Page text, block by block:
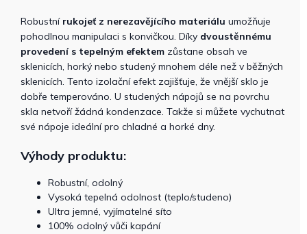
Robustní rukojeť z nerezavějícího materiálu umožňuje
pohodlnou manipulaci s konvičkou. Díky dvoustěnnému
provedení s tepelným efektem zůstane obsah ve
sklenicích, horký nebo studený mnohem déle než v běžných
sklenicích. Tento izolační efekt zajišťuje, že vnější sklo je
dobře temperováno. U studených nápojů se na povrchu
skla netvoří žádná kondenzace. Takže si můžete vychutnat
své nápoje ideální pro chladné a horké dny.
Výhody produktu:
Robustní, odolný
Vysoká tepelná odolnost (teplo/studeno)
Ultra jemné, vyjímatelné síto
100% odolný vůči kapání